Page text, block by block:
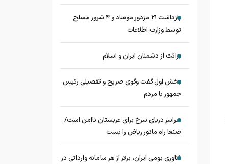
بازداشت ۲۱ مزدور موساد و ۴ شرور مسلح
توسط وزارت اطلاعات
برائت از دشمنان ایران و اسلام
بخش اول گفت وگوی صریح و تفصیلی رئیس
جمهور با مردم
سراسر دریای سرخ برای عربستان ناامن است/
صنعا راه مانور ریاض را بست
فناوری بومی ایران، برتر از هر سامانه وارداتی در